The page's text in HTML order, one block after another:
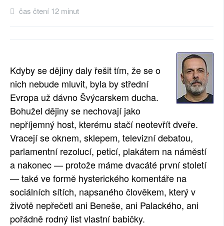
čas čtení 12 minut
Kdyby se dějiny daly řešit tím, že se o
nich nebude mluvit, byla by střední
Evropa už dávno Švýcarskem ducha.
Bohužel dějiny se nechovají jako
nepříjemný host, kterému stačí neotevřít dveře.
Vracejí se oknem, sklepem, televizní debatou,
parlamentní rezolucí, peticí, plakátem na náměstí
a nakonec — protože máme dvacáté první století
— také ve formě hysterického komentáře na
sociálních sítích, napsaného člověkem, který v
životě nepřečetl ani Beneše, ani Palackého, ani
pořádně rodný list vlastní babičky.